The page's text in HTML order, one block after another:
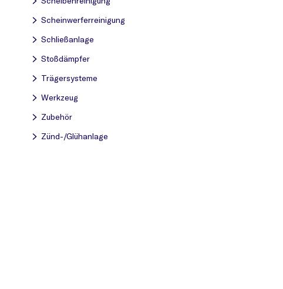
Scheinwerferreinigung
Schließanlage
Stoßdämpfer
Trägersysteme
Werkzeug
Zubehör
Zünd-/Glühanlage